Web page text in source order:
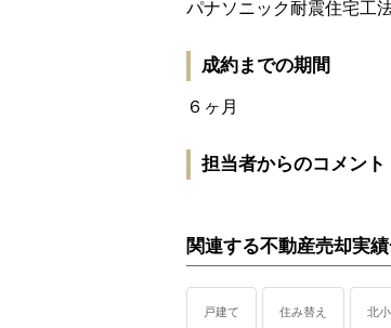
パナソニック耐震住宅工
成約までの期間
６ヶ月
担当者からのコメント
関連する不動産売却実
戸建て 住み替え 北